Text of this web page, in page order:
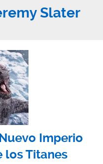
Slater
Imperio
los Titanes